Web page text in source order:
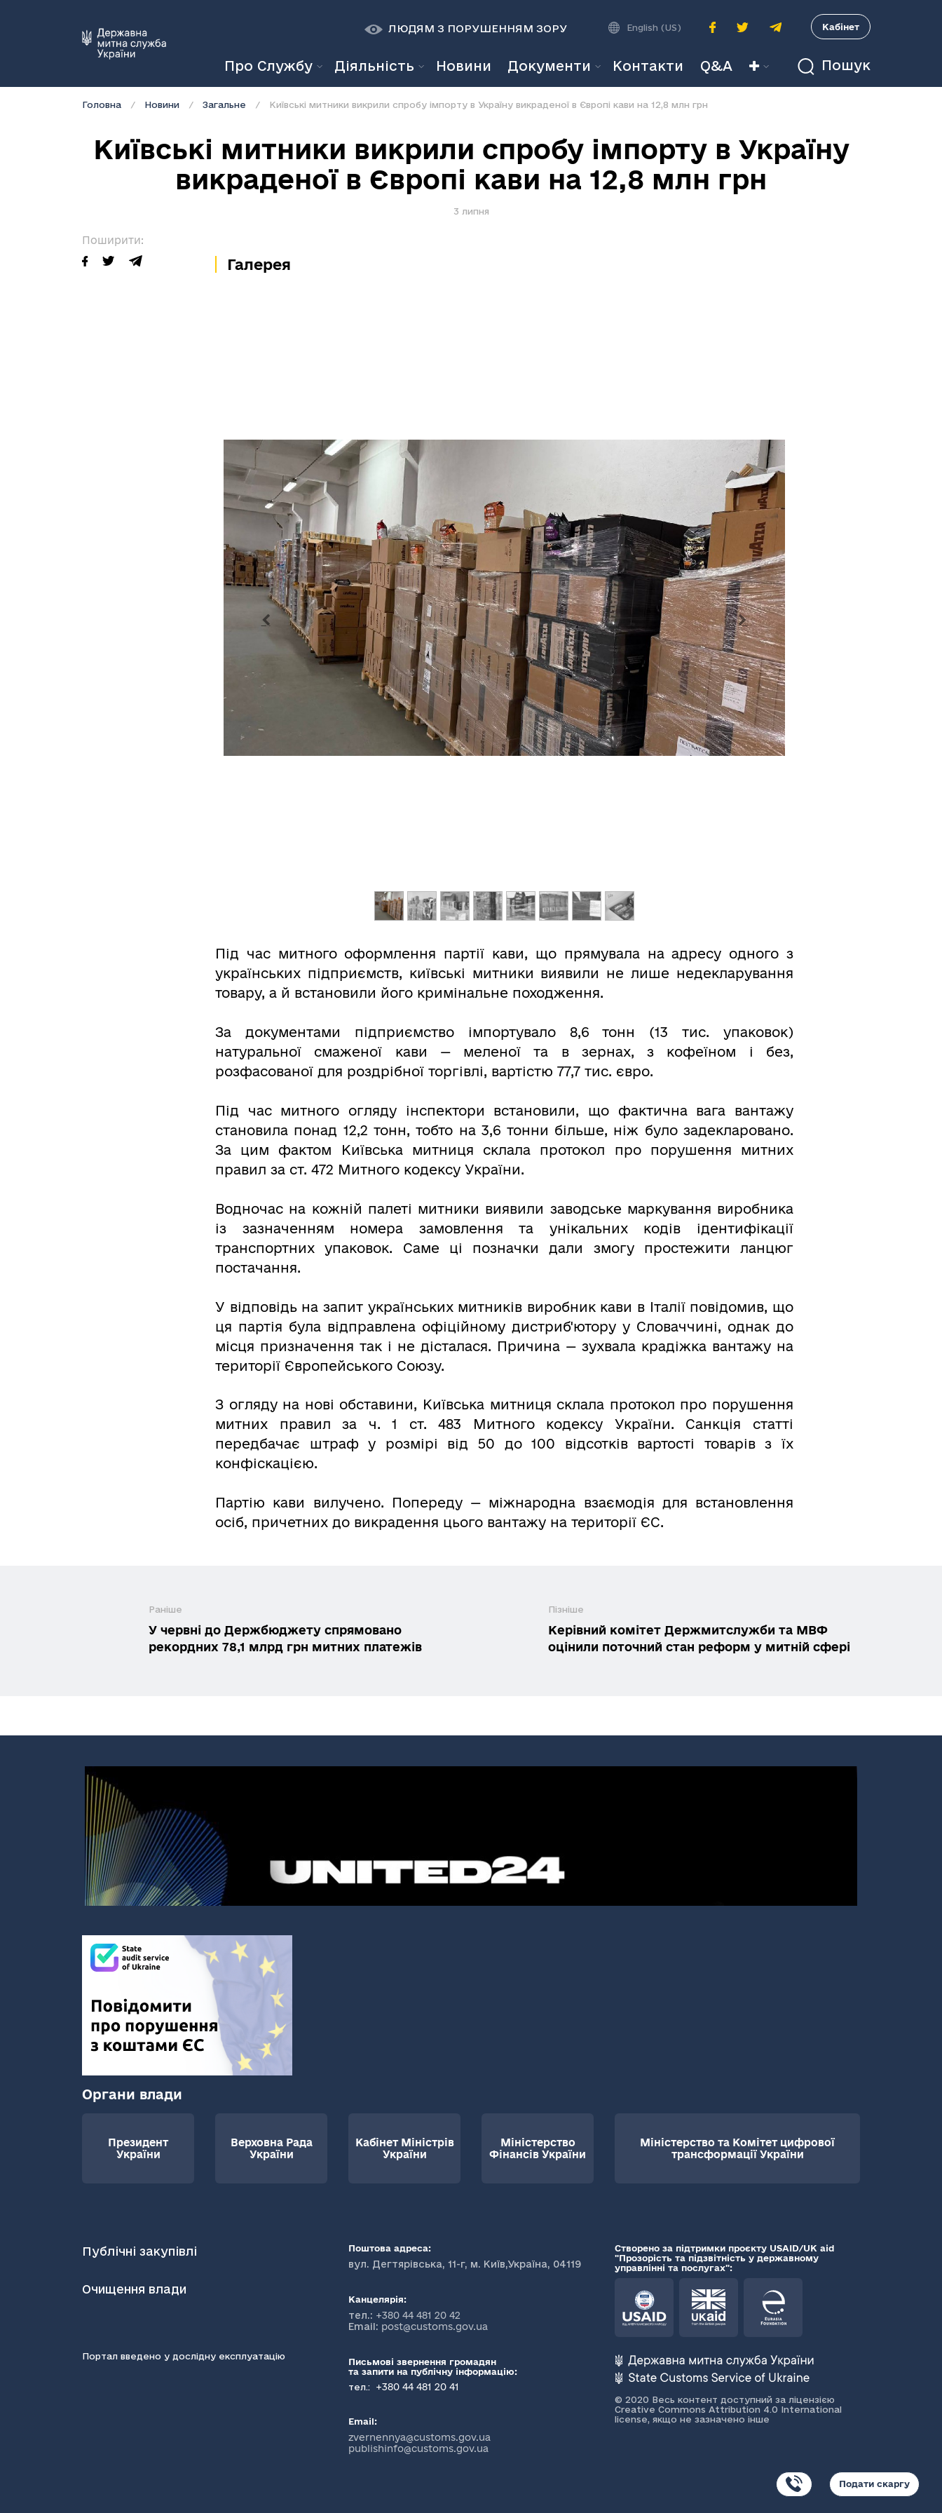
ЛЮДЯМ З ПОРУШЕННЯМ ЗОРУ
К К A A A
English (US) Кабінет
Про Службу Діяльність Новини Документи Контакти Q&A Пошук
Головна Новини Загальне Київські митники викрили спробу імпорту в Україну викраденої в Європі кави на 12,8 млн грн
Київські митники викрили спробу імпорту в Україну
викраденої в Європі кави на 12,8 млн грн
3 липня
Поширити:
Галерея
Під час митного оформлення партії кави, що прямувала на адресу одного з
українських підприємств, київські митники виявили не лише недекларування
товару, а й встановили його кримінальне походження.
За документами підприємство імпортувало 8,6 тонн (13 тис. упаковок)
натуральної смаженої кави — меленої та в зернах, з кофеїном і без,
розфасованої для роздрібної торгівлі, вартістю 77,7 тис. євро.
Під час митного огляду інспектори встановили, що фактична вага вантажу
становила понад 12,2 тонн, тобто на 3,6 тонни більше, ніж було задекларовано.
За цим фактом Київська митниця склала протокол про порушення митних
правил за ст. 472 Митного кодексу України.
Водночас на кожній палеті митники виявили заводське маркування виробника
із зазначенням номера замовлення та унікальних кодів ідентифікації
транспортних упаковок. Саме ці позначки дали змогу простежити ланцюг
постачання.
У відповідь на запит українських митників виробник кави в Італії повідомив, що
ця партія була відправлена офіційному дистриб'ютору у Словаччині, однак до
місця призначення так і не дісталася. Причина — зухвала крадіжка вантажу на
території Європейського Союзу.
З огляду на нові обставини, Київська митниця склала протокол про порушення
митних правил за ч. 1 ст. 483 Митного кодексу України. Санкція статті
передбачає штраф у розмірі від 50 до 100 відсотків вартості товарів з їх
конфіскацією.
Партію кави вилучено. Попереду — міжнародна взаємодія для встановлення
осіб, причетних до викрадення цього вантажу на території ЄС.
Раніше
У червні до Держбюджету спрямовано
рекордних 78,1 млрд грн митних платежів
Пізніше
Керівний комітет Держмитслужби та МВФ
оцінили поточний стан реформ у митній сфері
Подати скаргу
Органи влади
Президент
України
Верховна Рада
України
Кабінет Міністрів
України
Міністерство
Фінансів України
Міністерство та Комітет цифрової
трансформації України
Публічні закупівлі
Очищення влади
Портал введено у дослідну експлуатацію
Поштова адреса:
вул. Дегтярівська, 11-г, м. Київ,Україна, 04119
Канцелярія:
тел.: +380 44 481 20 42
Email: post@customs.gov.ua
Письмові звернення громадян
та запити на публічну інформацію:
тел.:
+380 44 481 20 41
Email:
zvernennya@customs.gov.ua
publishinfo@customs.gov.ua
Створено за підтримки проєкту USAID/UK aid
"Прозорість та підзвітність у державному
управлінні та послугах":
© 2020 Весь контент доступний за ліцензією
Creative Commons Attribution 4.0 International
license, якщо не зазначено інше